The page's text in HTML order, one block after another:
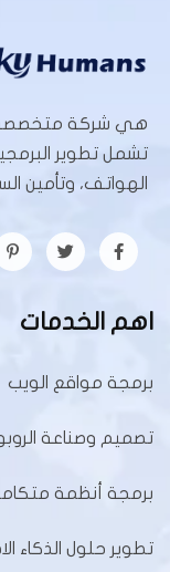
هي شركة متخصصة
تشمل تطوير
الهواتف، وتأمين
اهم الخدمات
برمجة مواقع الويب
تصميم وصناعة
برمجة أنظمة
تطوير حلول الذكاء